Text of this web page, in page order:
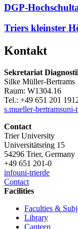
DGP-
Triers kleinster
Kontakt
Sekretariat
Silke Müller-Bertrams
Raum: W1304.16
Tel.: +49 651 201
s.mueller-bertramsuni-
Contact
Trier University
Universitätsring 15
54296 Trier, Germany
+49 651 201-0
infouni-trierde
Contact
Facilities
Faculties &
Library
Canteen